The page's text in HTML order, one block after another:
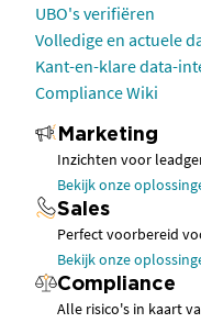
UBO's verifiëren
Volledige en actuele
Kant-en-klare data-
Compliance Wiki
Marketing
Inzichten voor
Bekijk onze
Sales
Perfect voorbereid
Bekijk onze
Compliance
Alle risico's in kaart